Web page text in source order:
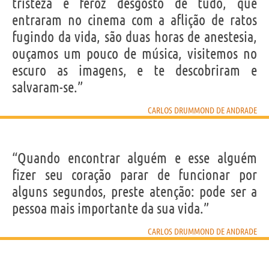
entraram no cinema com a aflição de ratos
fugindo da vida, são duas horas de anestesia,
ouçamos um pouco de música, visitemos no
escuro as imagens, e te descobriram e
salvaram-se.”
CARLOS DRUMMOND DE ANDRADE
“Quando encontrar alguém e esse alguém
fizer seu coração parar de funcionar por
alguns segundos, preste atenção: pode ser a
pessoa mais importante da sua vida.”
CARLOS DRUMMOND DE ANDRADE